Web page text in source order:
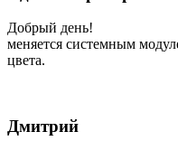
Добрый день!
меняется системным
цвета.
Дмитрий